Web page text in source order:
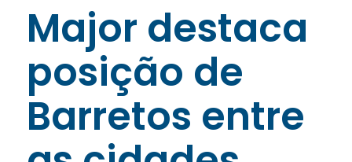
Major destaca
posição de
Barretos entre